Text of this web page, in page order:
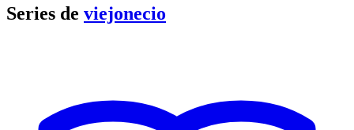
Series de viejonecio